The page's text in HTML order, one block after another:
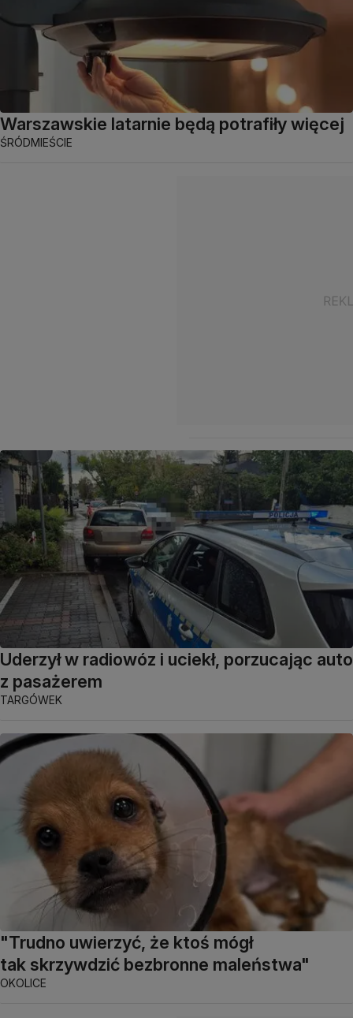
Warszawskie latarnie będą potrafiły więcej
ŚRÓDMIEŚCIE
Uderzył w radiowóz i uciekł, porzucając auto
z pasażerem
TARGÓWEK
"Trudno uwierzyć, że ktoś mógł
tak skrzywdzić bezbronne maleństwa"
OKOLICE